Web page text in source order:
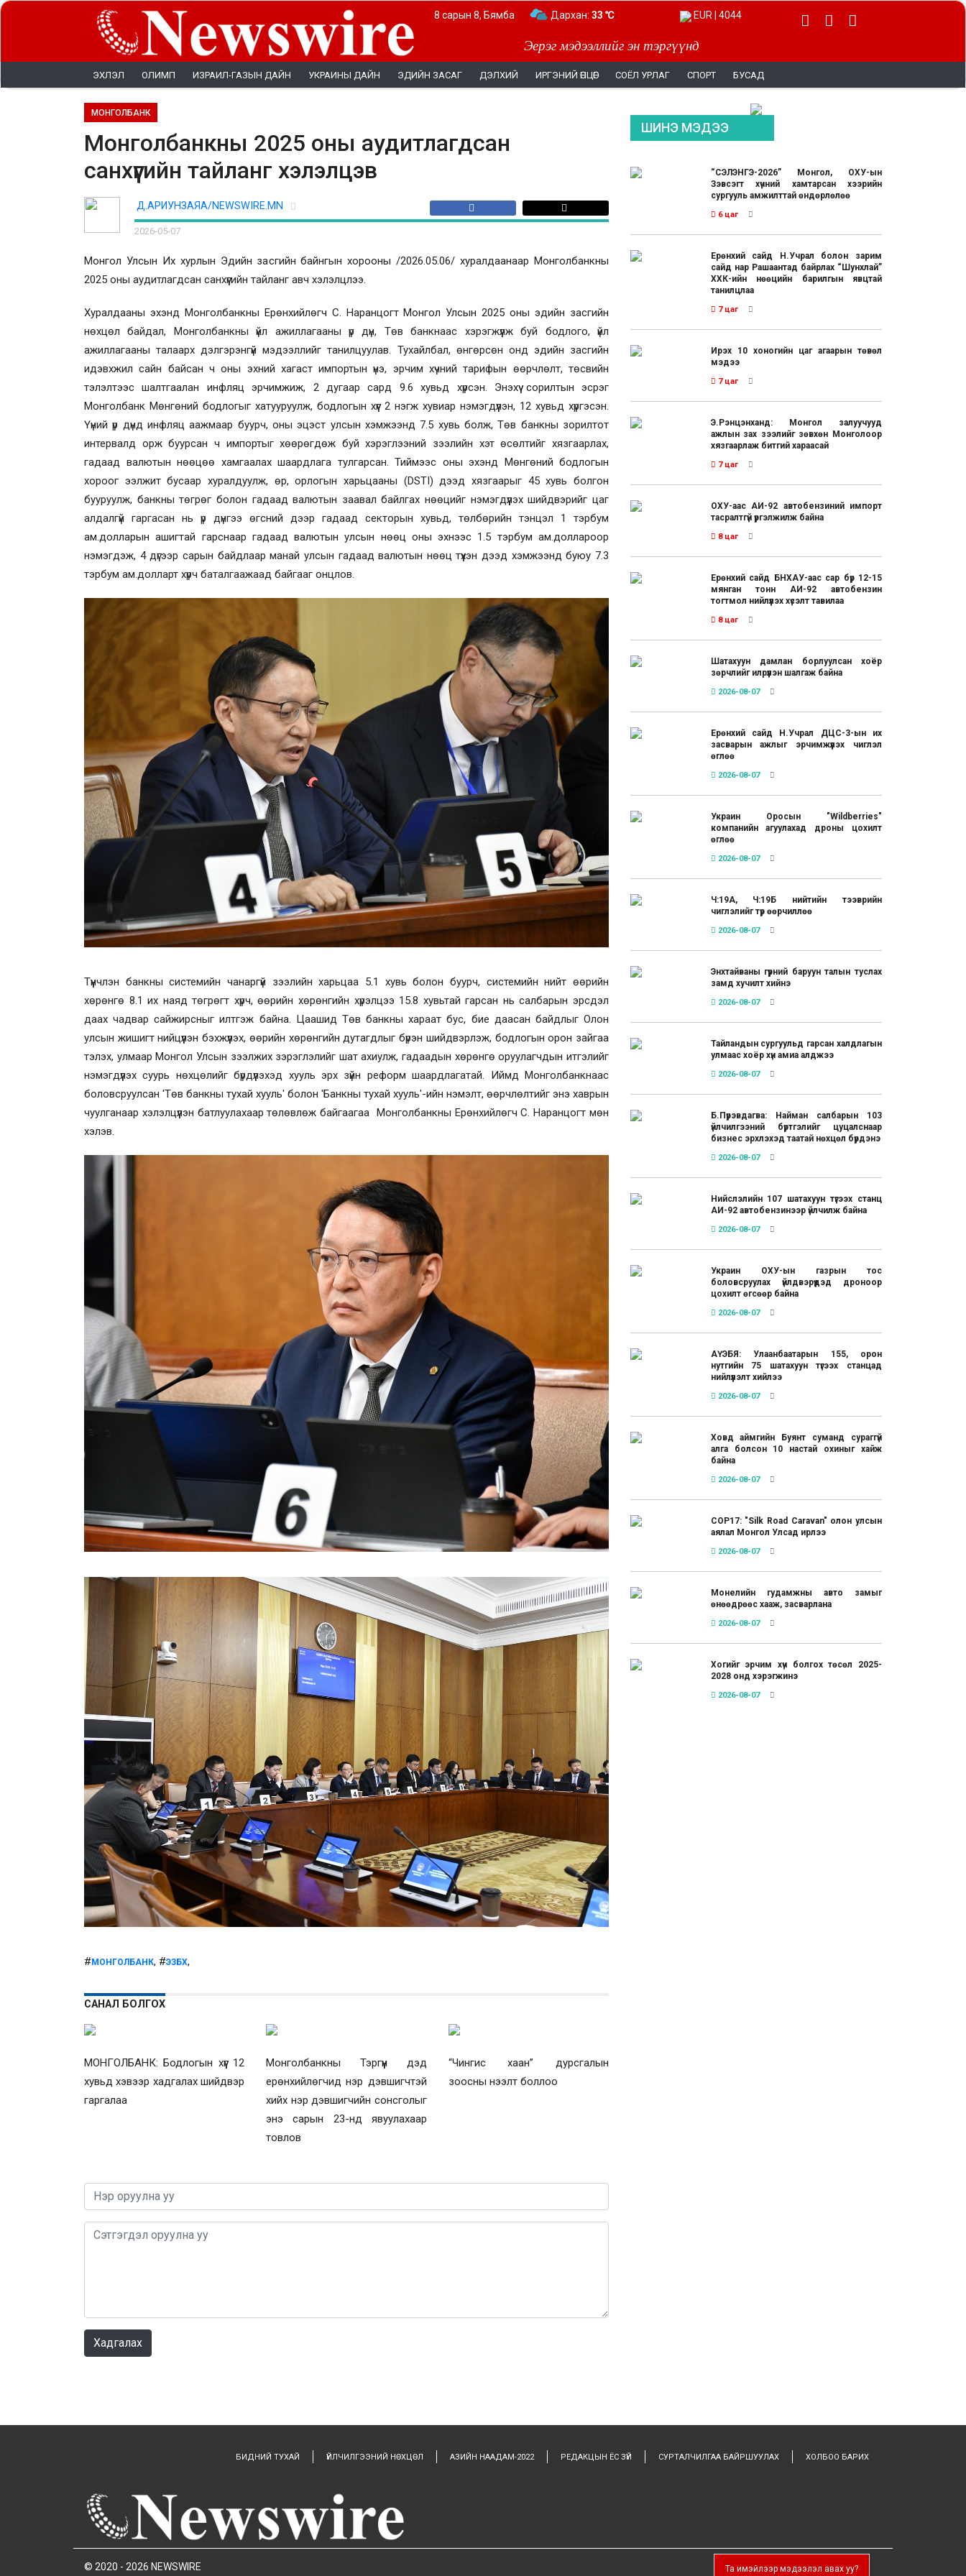
Эерэг мэдээллийг эн тэргүүнд
8 сарын 8, Бямба Дархан: 33 ℃
Улаанбаатар: CNY | 528.3
ЭХЛЭЛ ОЛИМП ИЗРАИЛ-ГАЗЫН ДАЙН УКРАИНЫ ДАЙН ЭДИЙН ЗАСАГ ДЭЛХИЙ ИРГЭНИЙ ӨНЦӨГ СОЁЛ УРЛАГ СПОРТ БУСАД
МОНГОЛБАНК
Монголбанкны 2025 оны аудитлагдсан
санхүүгийн тайланг хэлэлцэв
Д.АРИУНЗАЯА/NEWSWIRE.MN
2026-05-07
Монгол Улсын Их хурлын Эдийн засгийн байнгын хорооны /2026.05.06/ хуралдаанаар Монголбанкны
2025 оны аудитлагдсан санхүүгийн тайланг авч хэлэлцлээ.
Хуралдааны эхэнд Монголбанкны Ерөнхийлөгч С. Наранцогт Монгол Улсын 2025 оны эдийн засгийн
нөхцөл байдал, Монголбанкны үйл ажиллагааны үр дүн, Төв банкнаас хэрэгжүүлж буй бодлого, үйл
ажиллагааны талаарх дэлгэрэнгүй мэдээллийг танилцуулав. Тухайлбал, өнгөрсөн онд эдийн засгийн
идэвхжил сайн байсан ч оны эхний хагаст импортын үнэ, эрчим хүчний тарифын өөрчлөлт, төсвийн
тэлэлтээс шалтгаалан инфляц эрчимжиж, 2 дугаар сард 9.6 хувьд хүрсэн. Энэхүү сорилтын эсрэг
Монголбанк Мөнгөний бодлогыг хатууруулж, бодлогын хүүг 2 нэгж хувиар нэмэгдүүлэн, 12 хувьд хүргэсэн.
Үүний үр дүнд инфляц аажмаар буурч, оны эцэст улсын хэмжээнд 7.5 хувь болж, Төв банкны зорилтот
интервалд орж буурсан ч импортыг хөөрөгдөж буй хэрэглээний зээлийн хэт өсөлтийг хязгаарлах,
гадаад валютын нөөцөө хамгаалах шаардлага тулгарсан. Тиймээс оны эхэнд Мөнгөний бодлогын
хороог ээлжит бусаар хуралдуулж, өр, орлогын харьцааны (DSTI) дээд хязгаарыг 45 хувь болгон
бууруулж, банкны төгрөг болон гадаад валютын заавал байлгах нөөцийг нэмэгдүүлэх шийдвэрийг цаг
алдалгүй гаргасан нь үр дүнгээ өгсний дээр гадаад секторын хувьд, төлбөрийн тэнцэл 1 тэрбум
ам.долларын ашигтай гарснаар гадаад валютын улсын нөөц оны эхнээс 1.5 тэрбум ам.доллароор
нэмэгдэж, 4 дүгээр сарын байдлаар манай улсын гадаад валютын нөөц түүхэн дээд хэмжээнд буюу 7.3
тэрбум ам.долларт хүрч баталгаажаад байгааг онцлов.
Түүнчлэн банкны системийн чанаргүй зээлийн харьцаа 5.1 хувь болон буурч, системийн нийт өөрийн
хөрөнгө 8.1 их наяд төгрөгт хүрч, өөрийн хөрөнгийн хүрэлцээ 15.8 хувьтай гарсан нь салбарын эрсдэл
даах чадвар сайжирсныг илтгэж байна. Цаашид Төв банкны хараат бус, бие даасан байдлыг Олон
улсын жишигт нийцүүлэн бэхжүүлэх, өөрийн хөрөнгийн дутагдлыг бүрэн шийдвэрлэж, бодлогын орон зайгаа
тэлэх, улмаар Монгол Улсын зээлжих зэрэглэлийг шат ахиулж, гадаадын хөрөнгө оруулагчдын итгэлийг
нэмэгдүүлэх суурь нөхцөлийг бүрдүүлэхэд хууль эрх зүйн реформ шаардлагатай. Иймд Монголбанкнаас
боловсруулсан 'Төв банкны тухай хууль' болон 'Банкны тухай хууль'-ийн нэмэлт, өөрчлөлтийг энэ хаврын
чуулганаар хэлэлцүүлэн батлуулахаар төлөвлөж байгаагаа Монголбанкны Ерөнхийлөгч С. Наранцогт мөн
хэлэв.
#МОНГОЛБАНК, #ЭЗБХ,
САНАЛ БОЛГОХ
МОНГОЛБАНК: Бодлогын хүүг 12
хувьд хэвээр хадгалах шийдвэр
гаргалаа
Монголбанкны Тэргүүн дэд
ерөнхийлөгчид нэр дэвшигчтэй
хийх нэр дэвшигчийн сонсголыг
энэ сарын 23-нд явуулахаар
товлов
“Чингис хаан” дурсгалын
зоосны нээлт боллоо
Хадгалах
ШИНЭ МЭДЭЭ
“СЭЛЭНГЭ-2026” Монгол, ОХУ-ын
Зэвсэгт хүчний хамтарсан хээрийн
сургууль амжилттай өндөрлөлөө
6 цаг
Ерөнхий сайд Н.Учрал болон зарим
сайд нар Рашаантад байрлах “Шунхлай”
ХХК-ийн нөөцийн барилгын явцтай
танилцлаа
7 цаг
Ирэх 10 хоногийн цаг агаарын төвөл
мэдээ
7 цаг
Э.Рэнцэнханд: Монгол залуучууд
ажлын зах зээлийг зөвхөн Монголоор
хязгаарлаж битгий хараасай
7 цаг
ОХУ-аас АИ-92 автобензиний импорт
тасралтгүй үргэлжилж байна
8 цаг
Ерөнхий сайд БНХАУ-аас сар бүр 12-15
мянган тонн АИ-92 автобензин
тогтмол нийлүүлэх хүсэлт тавилаа
8 цаг
Шатахуун дамлан борлуулсан хоёр
зөрчлийг илрүүлэн шалгаж байна
2026-08-07
Ерөнхий сайд Н.Учрал ДЦС-3-ын их
засварын ажлыг эрчимжүүлэх чиглэл
өглөө
2026-08-07
Украин Оросын "Wildberries"
компанийн агуулахад дроны цохилт
өглөө
2026-08-07
Ч:19А, Ч:19Б нийтийн тээврийн
чиглэлийг түр өөрчиллөө
2026-08-07
Энхтайваны гүүрний баруун талын туслах
замд хучилт хийнэ
2026-08-07
Тайландын сургуульд гарсан халдлагын
улмаас хоёр хүн амиа алджээ
2026-08-07
Б.Пүрэвдагва: Найман салбарын 103
үйлчилгээний бүртгэлийг цуцалснаар
бизнес эрхлэхэд таатай нөхцөл бүрдэнэ
2026-08-07
Нийслэлийн 107 шатахуун түгээх станц
АИ-92 автобензинээр үйлчилж байна
2026-08-07
Украин ОХУ-ын газрын тос
боловсруулах үйлдвэрүүдэд дроноор
цохилт өгсөөр байна
2026-08-07
АҮЭБЯ: Улаанбаатарын 155, орон
нутгийн 75 шатахуун түгээх станцад
нийлүүлэлт хийлээ
2026-08-07
Ховд аймгийн Буянт суманд сураггүй
алга болсон 10 настай охиныг хайж
байна
2026-08-07
COP17: "Silk Road Caravan" олон улсын
аялал Монгол Улсад ирлээ
2026-08-07
Монелийн гудамжны авто замыг
өнөөдрөөс хааж, засварлана
2026-08-07
Хогийг эрчим хүч болгох төсөл 2025-
2028 онд хэрэгжинэ
2026-08-07
БИДНИЙ ТУХАЙ ҮЙЛЧИЛГЭЭНИЙ НӨХЦӨЛ АЗИЙН НААДАМ-2022 РЕДАКЦЫН ЁС ЗҮЙ СУРТАЛЧИЛГАА БАЙРШУУЛАХ ХОЛБОО БАРИХ
© 2020 - 2026 NEWSWIRE Та имэйлээр мэдээлэл авах уу?